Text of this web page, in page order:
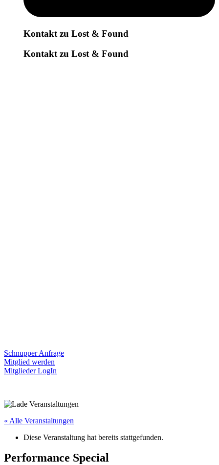
Kontakt zu Lost & Found
Kontakt zu Lost & Found
Schnupper Anfrage
Mitglied werden
Mitglieder LogIn
« Alle Veranstaltungen
Diese Veranstaltung hat bereits stattgefunden.
Performance Special